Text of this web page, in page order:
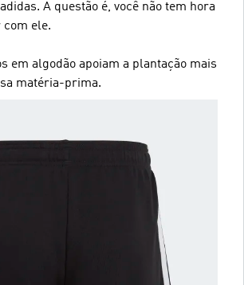
A questão é, você não tem hora
ele.
em algodão apoiam a plantação mais
matéria-prima.